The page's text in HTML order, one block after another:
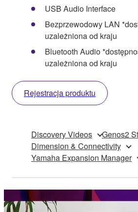
USB Audio Interface
Bezprzewodowy LAN
uzależniona od kraju
Bluetooth Audio
uzależniona od kraju
Rejestracja produktu
Discovery Videos
Genos2
Dimension & Connectivity
Yamaha Expansion Manager